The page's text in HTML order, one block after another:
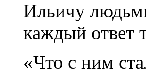
Ильичу
каждый ответ
«Что с ним